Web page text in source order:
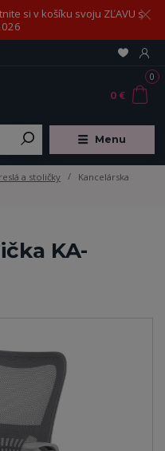
si v košíku svoju ZĽAVU s
Menu
0
0 €
a stoličky
Kancelárska
KA-